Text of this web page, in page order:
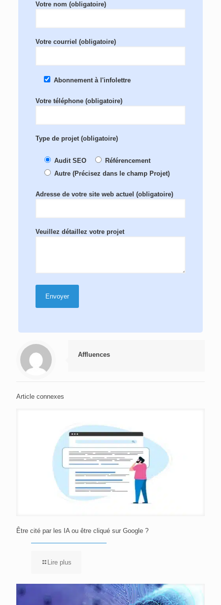
Votre nom (obligatoire)
Votre courriel (obligatoire)
Abonnement à l'infolettre
Votre téléphone (obligatoire)
Type de projet (obligatoire)
Audit SEO
Référencement
Autre (Précisez dans le champ Projet)
Adresse de votre site web actuel (obligatoire)
Veuillez détaillez votre projet
Affluences
Article connexes
Être cité par les IA ou être cliqué sur Google ?
Lire plus